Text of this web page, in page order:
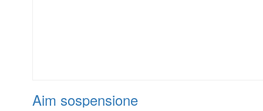
Aim sospensione